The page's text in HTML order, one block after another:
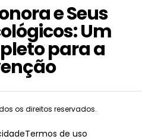
e Seus
Um
para a
os direitos reservados.
Termos de uso